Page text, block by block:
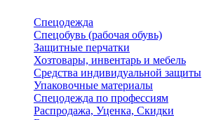
Спецодежда
Спецобувь (рабочая обувь)
Защитные перчатки
Хозтовары, инвентарь и мебель
Средства индивидуальной защиты
Упаковочные материалы
Спецодежда по профессиям
Распродажа, Уценка, Скидки